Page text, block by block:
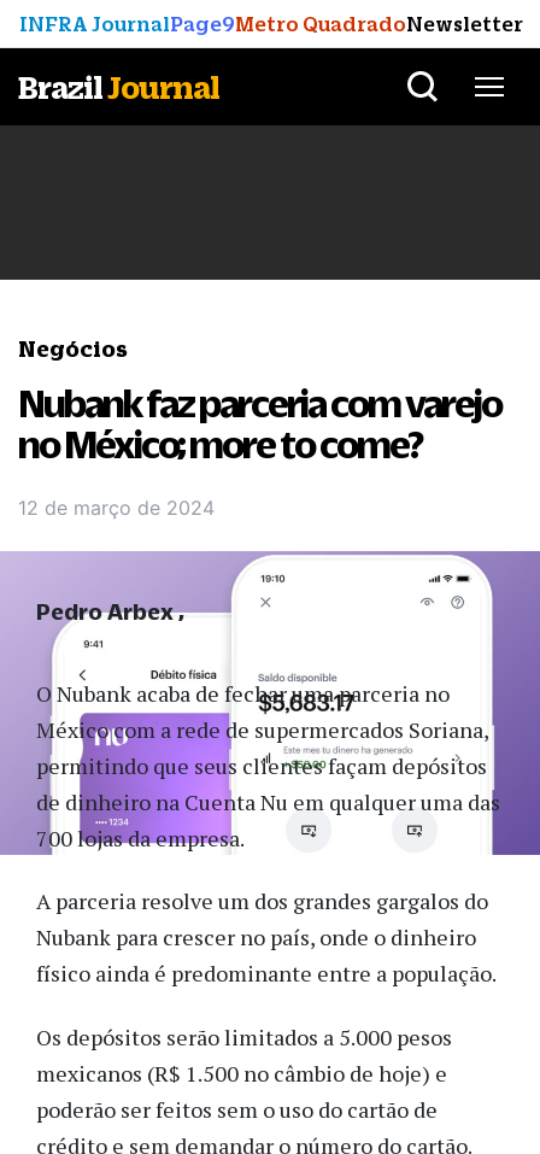
INFRA JournalPage9Metro QuadradoNewsletter
BrazilJournal
Negócios
Nubank faz parceria com varejo
no México; more to come?
12 de março de 2024
O Nubank acaba de fechar uma parceria no
México com a rede de supermercados Soriana,
permitindo que seus clientes façam depósitos
de dinheiro na Cuenta Nu em qualquer uma das
700 lojas da empresa.
A parceria resolve um dos grandes gargalos do
Nubank para crescer no país, onde o dinheiro
físico ainda é predominante entre a população.
Os depósitos serão limitados a 5.000 pesos
mexicanos (R$ 1.500 no câmbio de hoje) e
poderão ser feitos sem o uso do cartão de
crédito e sem demandar o número do cartão.
Pedro Arbex